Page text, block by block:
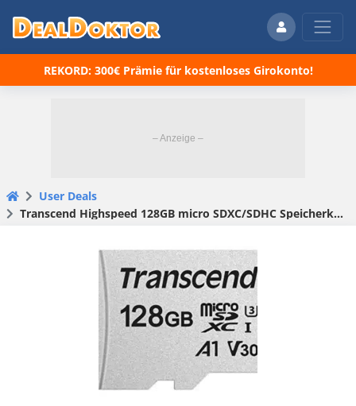
REKORD: 300€ Prämie für kostenloses Girokonto!
User Deals
Transcend Highspeed 128GB micro SDXC/SDHC Speicherkarte ohne Adapter für 8,33€(statt 11,70€)